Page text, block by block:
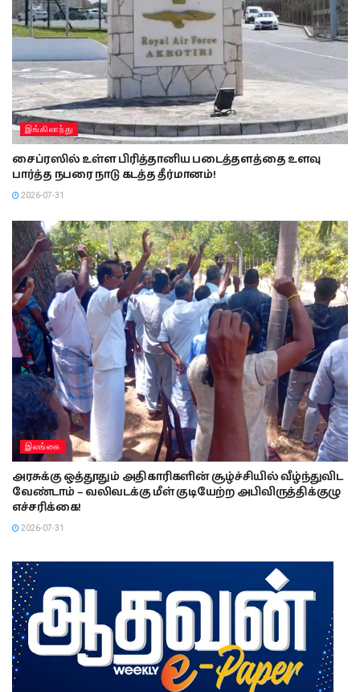
இங்கிலாந்து
சைப்ரஸில் உள்ள பிரித்தானிய படைத்தளத்தை உளவு
பார்த்த நபரை நாடு கடத்த தீர்மானம்!
2026-07-31
இலங்கை
அரசுக்கு ஒத்தூதும் அதிகாரிகளின் சூழ்ச்சியில் வீழ்ந்துவிட
வேண்டாம் – வலிவடக்கு மீள் குடியேற்ற அபிவிருத்திக்குழு
எச்சரிக்கை!
2026-07-31